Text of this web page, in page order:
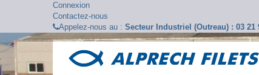
Connexion
Contactez-nous
Appelez-nous au : Secteur Industriel (Outreau) : 03 21